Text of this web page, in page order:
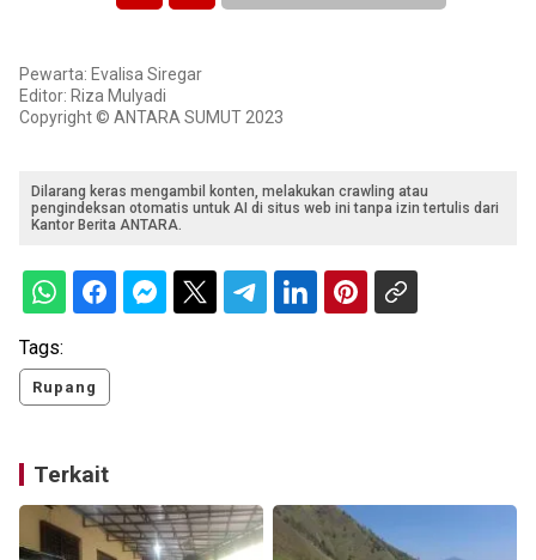
Pewarta: Evalisa Siregar
Editor: Riza Mulyadi
Copyright © ANTARA SUMUT 2023
Dilarang keras mengambil konten, melakukan crawling atau
pengindeksan otomatis untuk AI di situs web ini tanpa izin tertulis dari
Kantor Berita ANTARA.
Tags:
Rupang
Terkait